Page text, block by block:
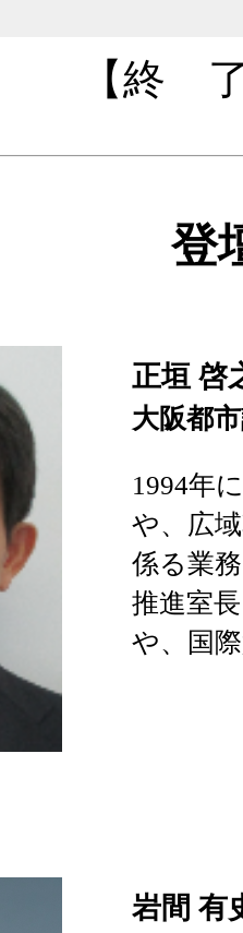
了
登
正垣 啓
大阪都
1994年
や、広
係る業
推進室
や、国
岩間 有